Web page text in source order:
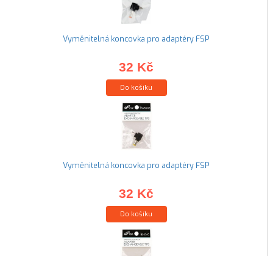
Vyměnitelná koncovka pro adaptéry FSP
32 Kč
Do košíku
Vyměnitelná koncovka pro adaptéry FSP
32 Kč
Do košíku